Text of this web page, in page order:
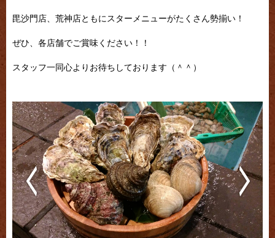
毘沙門店、荒神店ともにスターメニューがたくさん勢揃い！
ぜひ、各店舗でご賞味ください！！
スタッフ一同心よりお待ちしております（＾＾）